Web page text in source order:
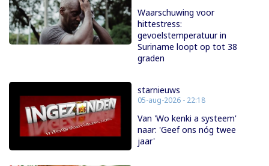
Waarschuwing voor
hittestress:
gevoelstemperatuur in
Suriname loopt op tot 38
graden
starnieuws
05-aug-2026 - 22:18
Van 'Wo kenki a systeem'
naar: 'Geef ons nóg twee
jaar'